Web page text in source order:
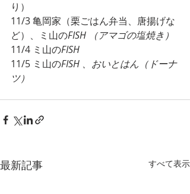
り）
11/3 亀岡家（栗ごはん弁当、唐揚げな
ど）、ミ山のFISH （アマゴの塩焼き）
11/4 ミ山のFISH
11/5 ミ山のFISH 、おいとはん（ドーナ
ツ）
最新記事 すべて表示